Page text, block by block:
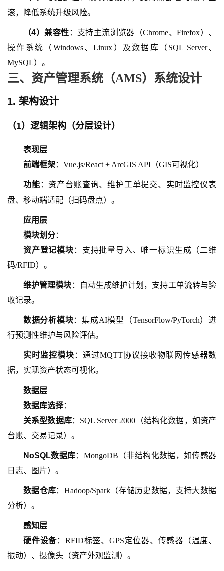
滚，降低系统升级风险。
（4）兼容性 ：支持主流浏览器（Chrome、Firefox）、
操作系统（Windows、Linux）及数据库（SQL Server、
MySQL）。
三、资产管理系统（AMS）系统设计
1. 架构设计
（1） 逻辑架构（分层设计）
表现层
前端框架： Vue.js/React + ArcGIS API（GIS可视化）
功能 ：资产台账查询、维护工单提交、实时监控仪表
盘、移动端适配（扫码盘点）。
应用层
模块划分：
资产登记模块 ：支持批量导入、唯一标识生成（二维
码/RFID）。
维护管理模块 ：自动生成维护计划，支持工单流转与验
收记录。
数据分析模块：集成AI模型（TensorFlow/PyTorch）进
行预测性维护与风险评估。
实时监控模块 ：通过MQTT协议接收物联网传感器数
据，实现资产状态可视化。
数据层
数据库选择：
关系型数据库： SQL Server 2000（结构化数据，如资产
台账、交易记录）。
NoSQL数据库： MongoDB（非结构化数据，如传感器
日志、图片）。
数据仓库： Hadoop/Spark（存储历史数据，支持大数据
分析）。
感知层
硬件设备： RFID标签、GPS定位器、传感器（温度、
振动）、摄像头（资产外观监测）。